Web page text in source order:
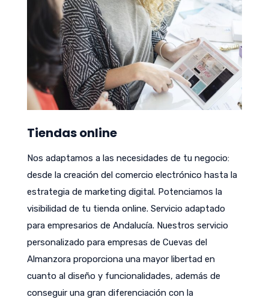
Tiendas online
Nos adaptamos a las necesidades de tu negocio:
desde la creación del comercio electrónico hasta la
estrategia de marketing digital. Potenciamos la
visibilidad de tu tienda online. Servicio adaptado
para empresarios de Andalucía. Nuestros servicio
personalizado para empresas de Cuevas del
Almanzora proporciona una mayor libertad en
cuanto al diseño y funcionalidades, además de
conseguir una gran diferenciación con la